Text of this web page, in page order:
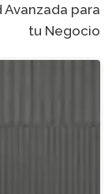
para
tu Negocio